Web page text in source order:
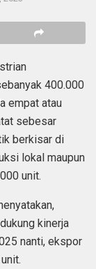
400.000
empat atau
sebesar
berkisar di
lokal maupun
unit.
kinerja
nanti, ekspor